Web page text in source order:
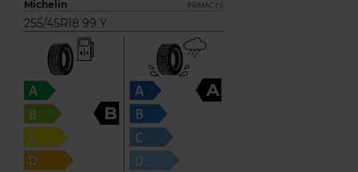
Michelin PRIMACY 5
255/45R18 99 Y
B
A